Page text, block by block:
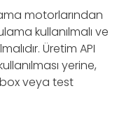
motorlarından
kullanılmalı ve
Üretim API
yerine,
veya test